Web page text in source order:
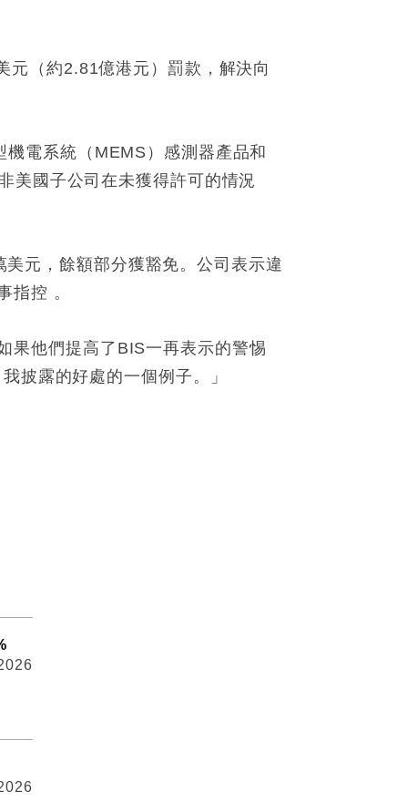
（約2.81億港元）罰款，解決向
電系統（MEMS）感測器產品和
美國子公司在未獲得許可的情況
元，餘額部分獲豁免。公司表示違
指控 。
果他們提高了BIS一再表示的警惕
披露的好處的一個例子。」